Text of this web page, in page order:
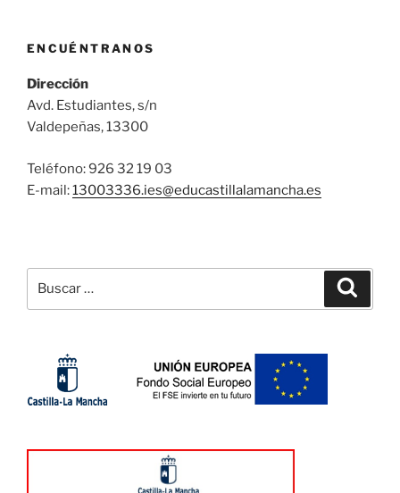
ENCUÉNTRANOS
Dirección
Avd. Estudiantes, s/n
Valdepeñas, 13300
Teléfono: 926 32 19 03
E-mail:13003336.ies@educastillalamancha.es
por: